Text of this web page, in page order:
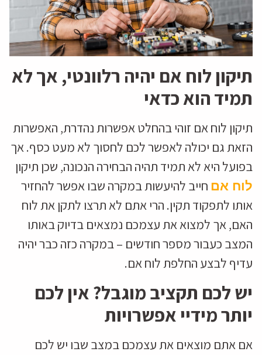
תיקון לוח אם יהיה רלוונטי, אך לא
תמיד הוא כדאי
תיקון לוח אם זוהי בהחלט אפשרות נהדרת, האפשרות
הזאת גם יכולה לאפשר לכם לחסוך לא מעט כסף. אך
בפועל היא לא תמיד תהיה הבחירה הנכונה, שכן תיקון
לוח אם חייב להיעשות במקרה שבו אפשר להחזיר
אותו לתפקוד תקין. הרי אתם לא תרצו לתקן את לוח
האם, אך למצוא את עצמכם נמצאים בדיוק באותו
המצב כעבור מספר חודשים – במקרה כזה כבר יהיה
עדיף לבצע החלפת לוח אם.
יש לכם תקציב מוגבל? אין לכם
יותר מידיי אפשרויות
אם אתם מוצאים את עצמכם במצב שבו יש לכם